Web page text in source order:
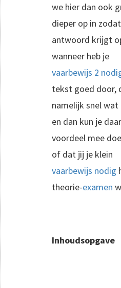
we hier dan ook
dieper op in
antwoord krijgt
wanneer heb je
vaarbewijs 2
tekst goed door,
namelijk snel
en dan kun je
voordeel mee
of dat jij je klein
vaarbewijs nodig
theorie-examen
Inhoudsopgave